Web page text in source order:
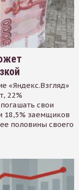
«Яндекс.Взгляд»
22%
свои
18,5% заемщиков
половины своего